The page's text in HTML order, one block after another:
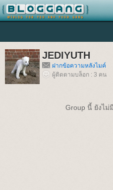
JEDIYUTH
ฝากข้อความหลังไมค์
ผู้ติดตามบล็อก : 3 คน
Group นี้ ยังไม่